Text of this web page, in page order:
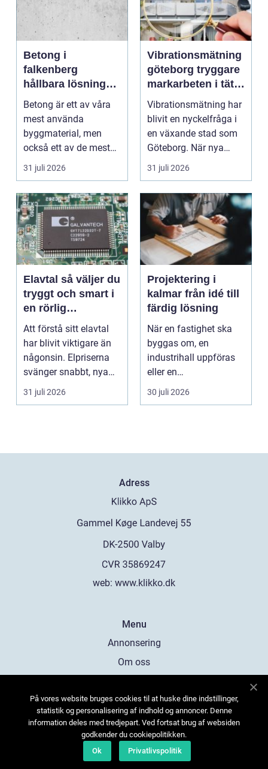
Betong i
falkenberg
hållbara lösningar
för grund, golv
och utemiljö
Betong är ett av våra
mest använda
byggmaterial, men
också ett av de mest
missförstådda. Många
tänke...
31 juli 2026
Vibrationsmätning
göteborg tryggare
markarbeten i tät
stadsmiljö
Vibrationsmätning har
blivit en nyckelfråga i
en växande stad som
Göteborg. När nya
bostäder, broar,...
31 juli 2026
Elavtal så väljer du
tryggt och smart i
en rörlig
elmarknad
Att förstå sitt elavtal
har blivit viktigare än
någonsin. Elpriserna
svänger snabbt, nya
typer av av...
31 juli 2026
Projektering i
kalmar från idé till
färdig lösning
När en fastighet ska
byggas om, en
industrihall uppföras
eller en
lantbruksanläggning
moderniseras ä...
30 juli 2026
Adress
web: www.klikko.dk
Menu
Annonsering
Om oss
Kontakta oss
Sitemap
På vores website bruges cookies til at huske dine indstillinger,
statistik og personalisering af indhold og annoncer. Denne
information deles med tredjepart. Ved fortsat brug af websiden
godkender du cookiepolitikken.
Ok
Privatlivspolitik